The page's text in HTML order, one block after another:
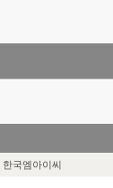
한국엠아이씨